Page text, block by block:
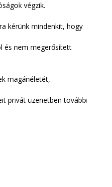
végzik.
kérünk mindenkit, hogy
és nem megerősített
magánéletét,
privát üzenetben további